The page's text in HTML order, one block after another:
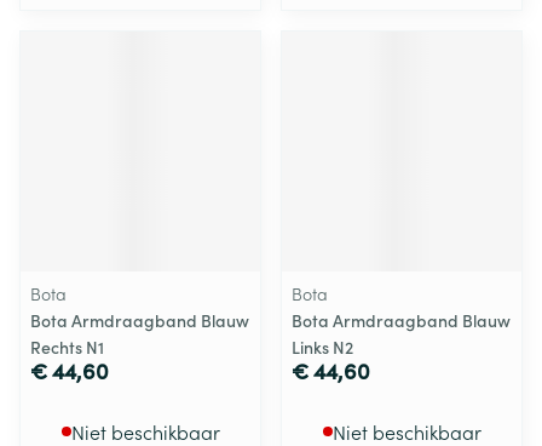
Bota
Bota Armdraagband Blauw
Rechts N1
€ 44,60
Niet beschikbaar
Bota
Bota Armdraagband Blauw
Links N2
€ 44,60
Niet beschikbaar